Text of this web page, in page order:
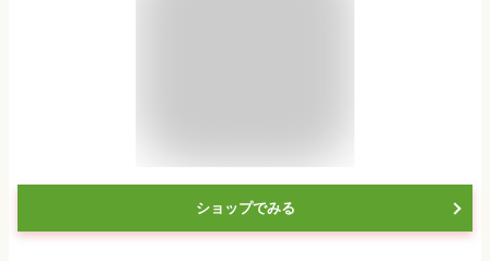
ショップでみる